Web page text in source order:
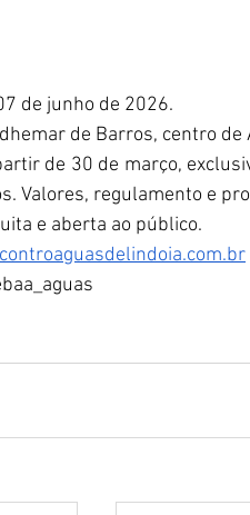
de junho de 2026.
de Barros, centro de
de 30 de março,
Valores, regulamento e
e aberta ao público.